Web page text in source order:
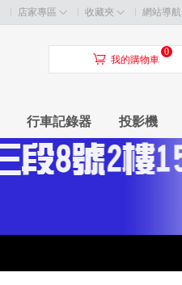
店家專區 收藏夾 網站導航
󰃦 我的購物車
0
行車記錄器 投影機